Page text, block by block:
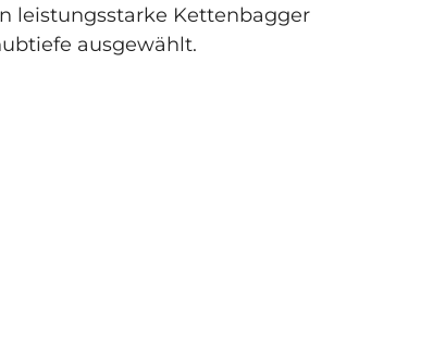
leistungsstarke Kettenbagger
ausgewählt.